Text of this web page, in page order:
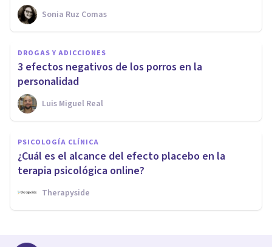
Sonia Ruz Comas
DROGAS Y ADICCIONES
3 efectos negativos de los porros en la
personalidad
Luis Miguel Real
PSICOLOGÍA CLÍNICA
¿Cuál es el alcance del efecto placebo en la
terapia psicológica online?
Therapyside